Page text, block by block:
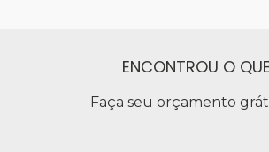
ENCONTROU O
Faça seu orçamento